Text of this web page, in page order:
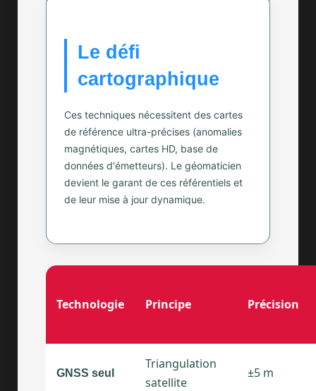
Le défi
cartographique
Ces techniques nécessitent des cartes
de référence ultra-précises (anomalies
magnétiques, cartes HD, base de
données d'émetteurs). Le géomaticien
devient le garant de ces référentiels et
de leur mise à jour dynamique.
Technologie Principe Précision
GNSS seul
Triangulation
satellite
±5 m